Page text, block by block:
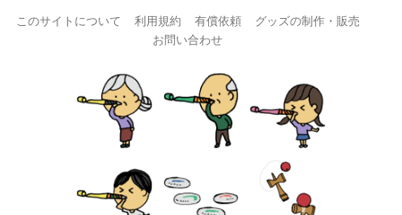
このサイトについて 利用規約 有償依頼
グッズの制作・販売
お問い合わせ
content